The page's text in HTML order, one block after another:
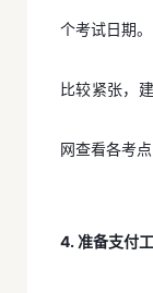
个考试日期
比较紧张，
网查看各考点
4. 准备支付